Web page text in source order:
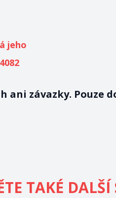
jeho
ani závazky. Pouze
TAKÉ